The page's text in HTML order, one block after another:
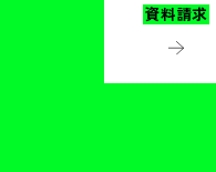
資料請求